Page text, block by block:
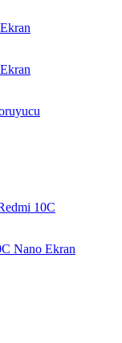
Nano Ekran